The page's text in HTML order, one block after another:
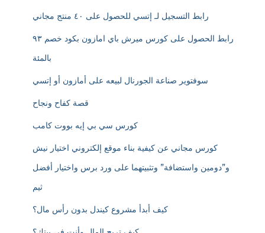
رابط التسجيل لـ إتسي للحصول على ٤٠ منتج مجاني
رابط الحصول على كورس ميرش باي امازون بكود خصم ٩٣
بالمئة
سوفتوير صناعة الجورنال لبيعه على أمازون أو إتسي
قصة كفاح ونجاح
كورس سي بي إيه بووت كامب
كورس مجاني عن كيفية بناء موقع إلكتروني اختيار نيش
و”دومين واستضافة” وتثبيتهما على ورد برس واختيار أفضل
ثيم
كيف أبدأ مشروع كيندل بدون رأس مال؟